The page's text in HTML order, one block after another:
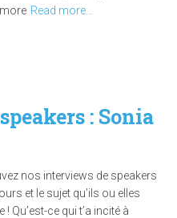
Read more…
: Sonia
nos interviews de speakers
et le sujet qu’ils ou elles
Qu’est-ce qui t’a incité à